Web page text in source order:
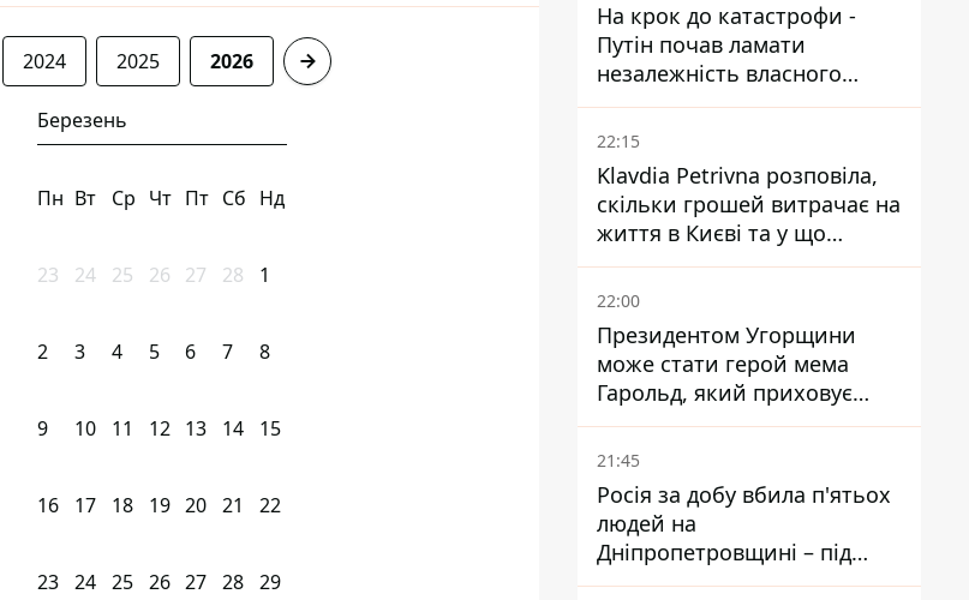
2024 2025 2026
Березень
Пн Вт Ср Чт Пт Сб Нд
23 24 25 26 27 28 1
2 3 4 5 6 7 8
9 10 11 12 13 14 15
16 17 18 19 20 21 22
23 24 25 26 27 28 29
На крок до катастрофи -
Путін почав ламати
незалежність власного
Центробанку, змусивши
знизити базову ставку
22:15
Klavdia Petrivna розповіла,
скільки грошей витрачає на
життя в Києві та у що
вкладає мільйони
22:00
Президентом Угорщини
може стати герой мема
Гарольд, який приховує
біль – він очолив народне
голосування
21:45
Росія за добу вбила п'ятьох
людей на
Дніпропетровщині – під
ударами опинилися п'ять